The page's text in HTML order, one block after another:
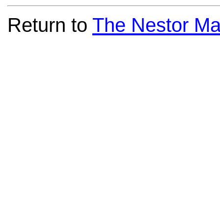
Return to The Nestor